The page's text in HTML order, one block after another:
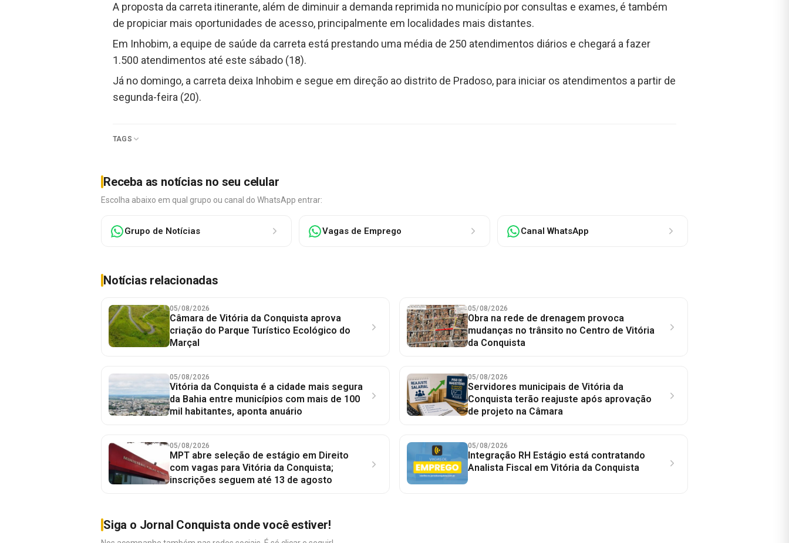
A proposta da carreta itinerante, além de diminuir a demanda reprimida no município por consultas e exames, é também
de propiciar mais oportunidades de acesso, principalmente em localidades mais distantes.
Em Inhobim, a equipe de saúde da carreta está prestando uma média de 250 atendimentos diários e chegará a fazer
1.500 atendimentos até este sábado (18).
Já no domingo, a carreta deixa Inhobim e segue em direção ao distrito de Pradoso, para iniciar os atendimentos a partir de
segunda-feira (20).
TAGS
Receba as notícias no seu celular
Escolha abaixo em qual grupo ou canal do WhatsApp entrar:
Grupo de Notícias Vagas de Emprego Canal WhatsApp
Notícias relacionadas
05/08/2026
Câmara de Vitória da Conquista aprova
criação do Parque Turístico Ecológico do
Marçal
05/08/2026
Obra na rede de drenagem provoca
mudanças no trânsito no Centro de Vitória
da Conquista
05/08/2026
Vitória da Conquista é a cidade mais segura
da Bahia entre municípios com mais de 100
mil habitantes, aponta anuário
05/08/2026
Servidores municipais de Vitória da
Conquista terão reajuste após aprovação
de projeto na Câmara
05/08/2026
MPT abre seleção de estágio em Direito
com vagas para Vitória da Conquista;
inscrições seguem até 13 de agosto
05/08/2026
Integração RH Estágio está contratando
Analista Fiscal em Vitória da Conquista
Siga o Jornal Conquista onde você estiver!